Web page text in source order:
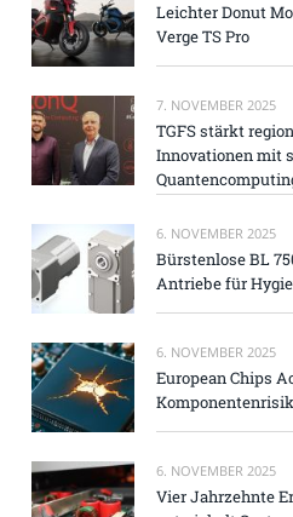
Leichter Donut
Verge TS Pro
7. NOVEMBER 2025
TGFS stärkt
Innovationen mit
6. NOVEMBER 2025
Bürstenlose BL
Antriebe für
6. NOVEMBER 2025
European Chips
6. NOVEMBER 2025
Vier Jahrzehnte